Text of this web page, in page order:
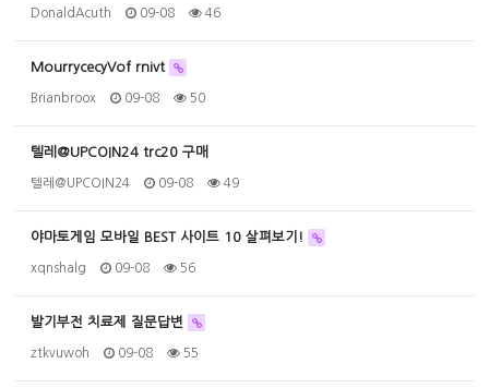
DonaldAcuth 09-08 46
MourrycecyVof rnivt
Brianbroox 09-08 50
텔레@UPCOIN24 trc20 구매
텔레@UPCOIN24 09-08 49
야마토게임 모바일 BEST 사이트 10 살펴보기!
xqnshalg 09-08 56
발기부전 치료제 질문답변
ztkvuwoh 09-08 55